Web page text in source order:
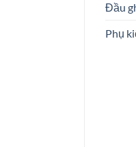
Đầu
Phụ